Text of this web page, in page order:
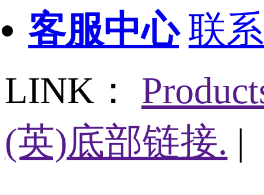
客服中心 联
LINK：
(英)底部链接. |